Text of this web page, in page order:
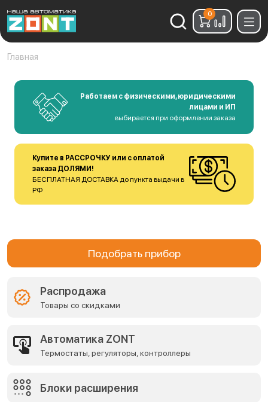
Найти:
0
Главная
Работаем с физическими, юридическими
лицами и ИП
выбирается при оформлении заказа
Купите в РАССРОЧКУ или с оплатой
заказа ДОЛЯМИ!
БЕСПЛАТНАЯ ДОСТАВКА до пункта выдачи в
РФ
Подобрать прибор
Распродажа
Товары со скидками
Автоматика ZONT
Термостаты, регуляторы, контроллеры
Блоки расширения